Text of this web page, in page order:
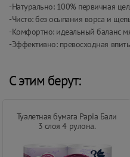
-Натурально: 100% первичная
-Чисто: без осыпания ворса и
-Комфортно: идеальный баланс
-Эффективно: превосходная
С этим берут:
Туалетная бумага Papia Бали
3 слоя 4 рулона.